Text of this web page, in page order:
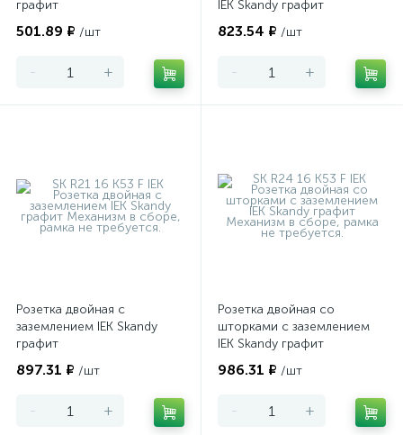
графит
501.89 ₽ /шт
- +
IEK Skandy графит
823.54 ₽ /шт
- +
Розетка двойная с
заземлением IEK Skandy
графит
897.31 ₽ /шт
- +
Розетка двойная со
шторками с заземлением
IEK Skandy графит
986.31 ₽ /шт
- +